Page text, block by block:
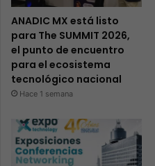
ANADIC MX está listo
para The SUMMIT 2026,
el punto de encuentro
para el ecosistema
tecnológico nacional
Hace 1 semana